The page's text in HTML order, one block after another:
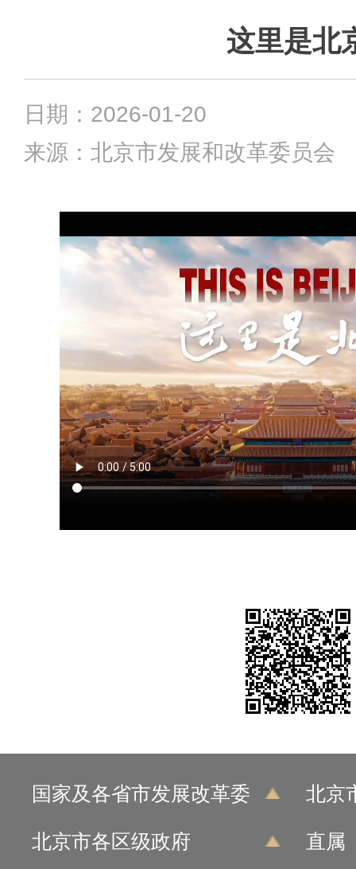
这里是北
日期：2026-01-20
来源：北京市发展和改革委员会
国家及各省市发展改革委 北京
北京市各区级政府 直属